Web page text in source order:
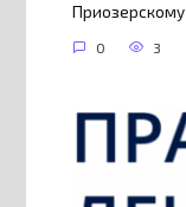
Приозерскому
0 3